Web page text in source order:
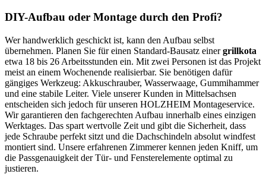
DIY-Aufbau oder Montage durch den Profi?
Wer handwerklich geschickt ist, kann den Aufbau selbst
übernehmen. Planen Sie für einen Standard-Bausatz einergrillkota
etwa 18 bis 26 Arbeitsstunden ein. Mit zwei Personen ist das Projekt
meist an einem Wochenende realisierbar. Sie benötigen dafür
gängiges Werkzeug: Akkuschrauber, Wasserwaage, Gummihammer
und eine stabile Leiter. Viele unserer Kunden in Mittelsachsen
entscheiden sich jedoch für unseren HOLZHEIM Montageservice.
Wir garantieren den fachgerechten Aufbau innerhalb eines einzigen
Werktages. Das spart wertvolle Zeit und gibt die Sicherheit, dass
jede Schraube perfekt sitzt und die Dachschindeln absolut windfest
montiert sind. Unsere erfahrenen Zimmerer kennen jeden Kniff, um
die Passgenauigkeit der Tür- und Fensterelemente optimal zu
justieren.